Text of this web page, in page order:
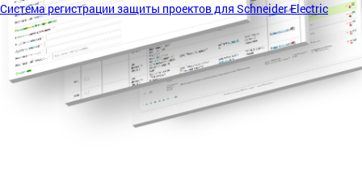
Система регистрации защиты проектов для Schneider Electric